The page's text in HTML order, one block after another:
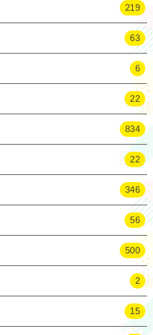
219
63
6
22
834
22
346
56
500
2
15